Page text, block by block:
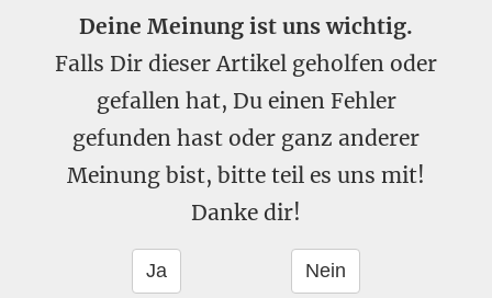
Deine Meinung ist uns wichtig.
Falls Dir dieser Artikel geholfen oder
gefallen hat, Du einen Fehler
gefunden hast oder ganz anderer
Meinung bist, bitte teil es uns mit!
Danke dir!